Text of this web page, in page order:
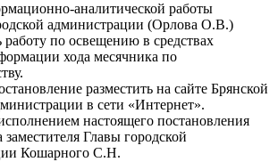
аналитической работы
администрации (Орлова О.В.)
работу по освещению в средствах
хода месячника по
разместить на сайте Брянской
в сети «Интернет».
настоящего постановления
заместителя Главы городской
Кошарного С.Н.